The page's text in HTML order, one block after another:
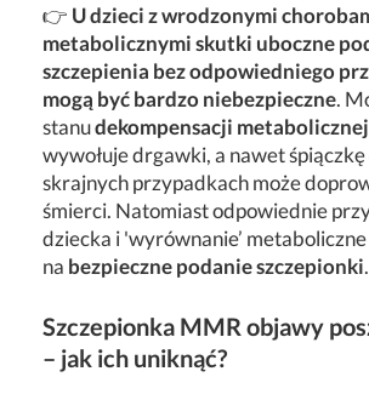
👉 U dzieci z wrodzonymi
metabolicznymi skutki uboczne
szczepienia bez odpowiedniego
mogą być bardzo niebezpieczne.
stanudekompensacji metabolicznej
wywołuje drgawki, a nawet
skrajnych przypadkach może
śmierci. Natomiast odpowiednie
dziecka i 'wyrównanie’
na bezpieczne podanie szczepionki.
Szczepionka MMR objawy
– jak ich uniknąć?